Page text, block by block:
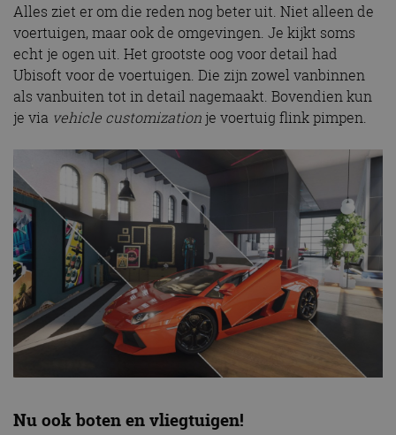
Alles ziet er om die reden nog beter uit. Niet alleen de
voertuigen, maar ook de omgevingen. Je kijkt soms
echt je ogen uit. Het grootste oog voor detail had
Ubisoft voor de voertuigen. Die zijn zowel vanbinnen
als vanbuiten tot in detail nagemaakt. Bovendien kun
je via vehicle customization je voertuig flink pimpen.
Nu ook boten en vliegtuigen!